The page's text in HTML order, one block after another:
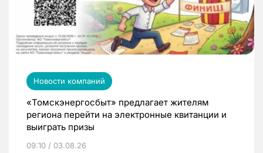
Новости компаний
«Томскэнергосбыт» предлагает жителям
региона перейти на электронные квитанции и
выиграть призы
09:10 / 03.08.26